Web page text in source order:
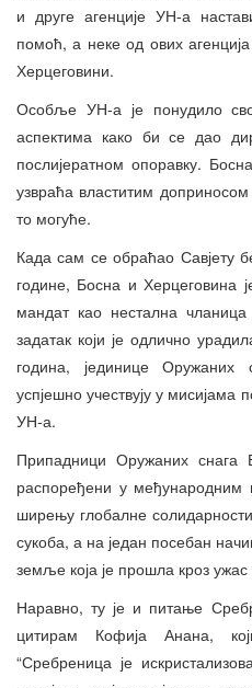
и друге агенције УН-а
помоћ, а неке од ових
Херцеговини.
Особље УН-а је понудило
аспектима како би се дао
послијератном опоравку.
узвраћа властитим
то могуће.
Када сам се обраћао Савјету
године, Босна и Херцеговина
мандат као нестална чланица
задатак који је одлично
година, јединице
успјешно учествују у
УН-а.
Припадници Оружаних снага
распоређени у
ширењу глобалне
сукоба, а на један посебан
земље која је прошла кроз
Наравно, ту је и питање
цитирам Кофија Анана,
“Сребреница је